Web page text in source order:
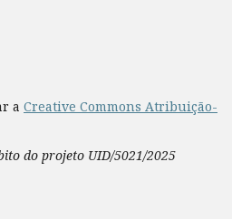
a Creative Commons Atribuição-
do projeto UID/5021/2025